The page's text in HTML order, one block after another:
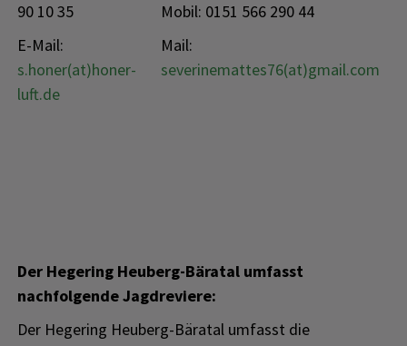
90 10 35
E-Mail:
s.honer(at)honer-
luft.de
Mobil: 0151 566 290 44
Mail:
severinemattes76(at)gmail.com
Der Hegering Heuberg-Bäratal umfasst
nachfolgende Jagdreviere:
Der Hegering Heuberg-Bäratal umfasst die